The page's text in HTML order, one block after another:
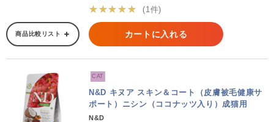
★★★★★
(1件)
商品比較リスト カートに入れる
CAT
N&D キヌア スキン＆コート（皮膚被毛健康サ
ポート）ニシン（ココナッツ入り）成猫用
N&D